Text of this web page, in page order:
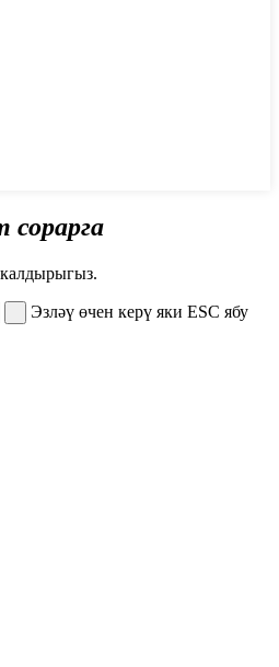
сорарга
Эзләү өчен керү яки ESC ябу